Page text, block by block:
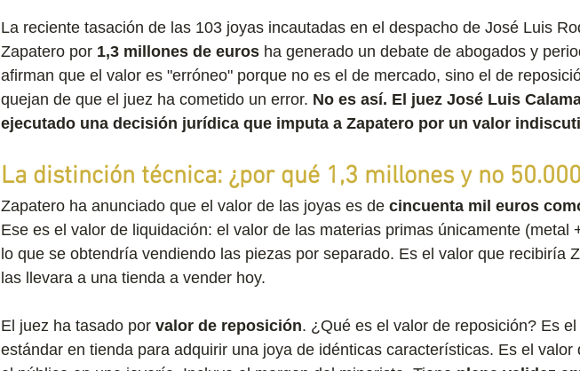
La reciente tasación de las 103 joyas incautadas en el despacho de José Luis
Zapatero por 1,3 millones de euros ha generado un debate de abogados y
afirman que el valor es "erróneo" porque no es el de mercado, sino el de
quejan de que el juez ha cometido un error. No es así. El juez José Luis
ejecutado una decisión jurídica que imputa a Zapatero por un valor
La distinción técnica: ¿por qué 1,3 millones y no
Zapatero ha anunciado que el valor de las joyas es de cincuenta mil euros
Ese es el valor de liquidación: el valor de las materias primas únicamente (metal
lo que se obtendría vendiendo las piezas por separado. Es el valor que recibiría
las llevara a una tienda a vender hoy.
El juez ha tasado por valor de reposición. ¿Qué es el valor de reposición? Es
estándar en tienda para adquirir una joya de idénticas características. Es el valor